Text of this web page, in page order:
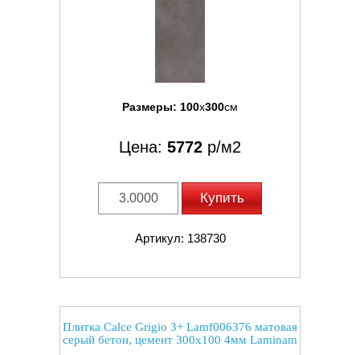
Размеры: 100x300см
Цена: 5772 р/м2
Купить
Артикул: 138730
Плитка Calce Grigio 3+ Lamf006376 матовая
серый бетон, цемент 300x100 4мм Laminam